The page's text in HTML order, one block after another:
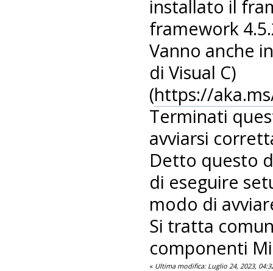
installato il
framework
Vanno anche
di Visual C)
(https://
Terminati
avviarsi
Detto questo
di eseguire
modo di
Si tratta
componenti
« Ultima modifica: Luglio 24, 2023,